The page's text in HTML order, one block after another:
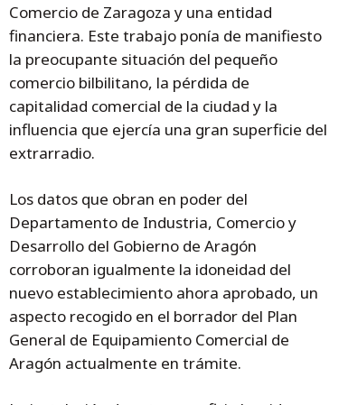
Comercio de Zaragoza y una entidad
financiera. Este trabajo ponía de manifiesto
la preocupante situación del pequeño
comercio bilbilitano, la pérdida de
capitalidad comercial de la ciudad y la
influencia que ejercía una gran superficie del
extrarradio.
Los datos que obran en poder del
Departamento de Industria, Comercio y
Desarrollo del Gobierno de Aragón
corroboran igualmente la idoneidad del
nuevo establecimiento ahora aprobado, un
aspecto recogido en el borrador del Plan
General de Equipamiento Comercial de
Aragón actualmente en trámite.